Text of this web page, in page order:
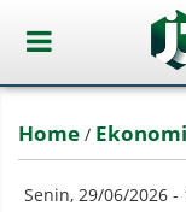
Home /
Senin, 29/06/2026 -